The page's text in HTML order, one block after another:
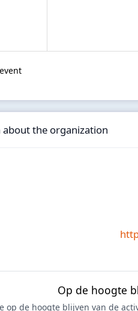
the organization
Op de hoogte
op de hoogte blijven van de